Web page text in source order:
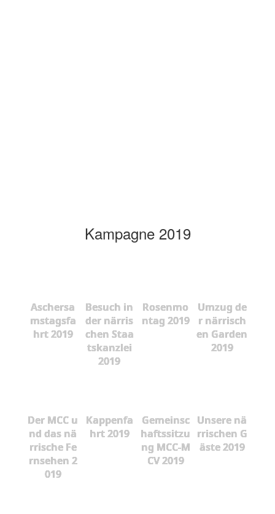
Kampagne 2019
Aschersa
mstagsfa
hrt 2019
Besuch in
der närris
chen Staa
tskanzlei
2019
Rosenmo
ntag 2019
Umzug de
r närrisch
en Garden
2019
Der MCC u
nd das nä
rrische Fe
rnsehen 2
019
Kappenfa
hrt 2019
Gemeinsc
haftssitzu
ng MCC-M
CV 2019
Unsere nä
rrischen G
äste 2019